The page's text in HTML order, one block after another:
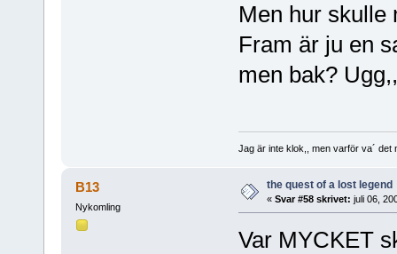
Men hur skulle
Fram är ju en
men bak?
Jag är inte klok,, men varför va´
B13
Nykomling
the quest of a lost legend
« Svar #58 skrivet: juli 06,
Var MYCKET